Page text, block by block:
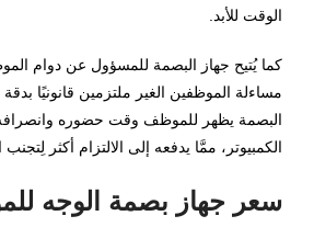
الوقت للأبد.
كما يُتيح جهاز البصمة للمسؤول عن دوام
مساءلة الموظفين الغير ملتزمين قانونيًا
البصمة يظهر للموظف وقت حضوره
الكمبيوتر، ممَّا يدفعه إلى الالتزام أكثر
سعر جهاز بصمة الوجه